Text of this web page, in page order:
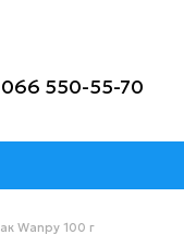
066 550-55-70
Wanpy 100 г